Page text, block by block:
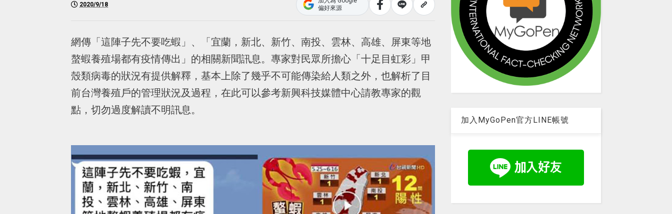
2020/9/18
偏好來源
網傳「這陣子先不要吃蝦」、「宜蘭，新北、新竹、南投、雲林、高雄、屏東等地
螯蝦養殖場都有疫情傳出」的相關新聞訊息。專家對民眾所擔心「十足目虹彩」甲
殼類病毒的狀況有提供解釋，基本上除了幾乎不可能傳染給人類之外，也解析了目
前台灣養殖戶的管理狀況及過程，在此可以參考新興科技媒體中心請教專家的觀
點，切勿過度解讀不明訊息。
加入MyGoPen官方LINE帳號